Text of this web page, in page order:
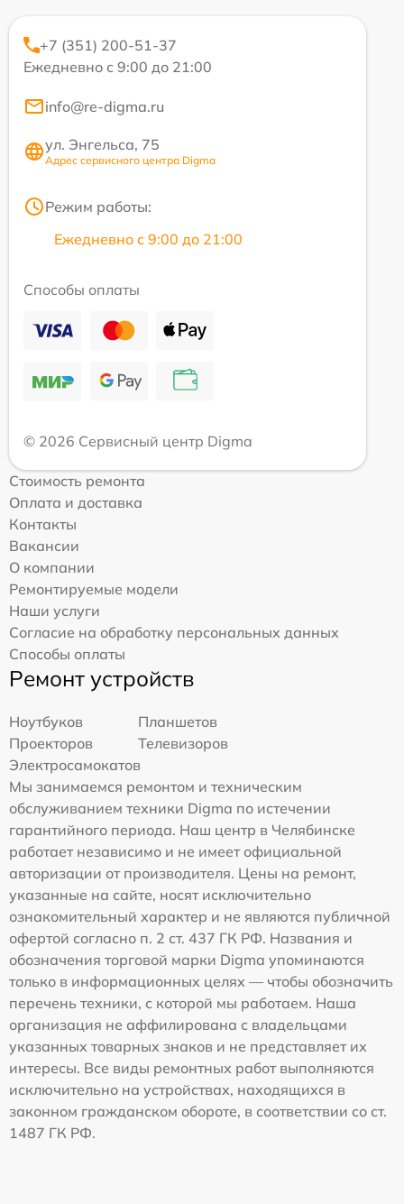
+7 (351) 200-51-37
Ежедневно с 9:00 до 21:00
info@re-digma.ru
ул. Энгельса, 75
Адрес сервисного центра Digma
Режим работы:
Ежедневно с 9:00 до 21:00
Способы оплаты
© 2026 Сервисный центр Digma
Стоимость ремонта
Оплата и доставка
Контакты
Вакансии
О компании
Ремонтируемые модели
Наши услуги
Согласие на обработку персональных данных
Способы оплаты
Ремонт устройств
Ноутбуков
Планшетов
Проекторов
Телевизоров
Электросамокатов
Мы занимаемся ремонтом и техническим
обслуживанием техники Digma по истечении
гарантийного периода. Наш центр в Челябинске
работает независимо и не имеет официальной
авторизации от производителя. Цены на ремонт,
указанные на сайте, носят исключительно
ознакомительный характер и не являются публичной
офертой согласно п. 2 ст. 437 ГК РФ. Названия и
обозначения торговой марки Digma упоминаются
только в информационных целях — чтобы обозначить
перечень техники, с которой мы работаем. Наша
организация не аффилирована с владельцами
указанных товарных знаков и не представляет их
интересы. Все виды ремонтных работ выполняются
исключительно на устройствах, находящихся в
законном гражданском обороте, в соответствии со ст.
1487 ГК РФ.